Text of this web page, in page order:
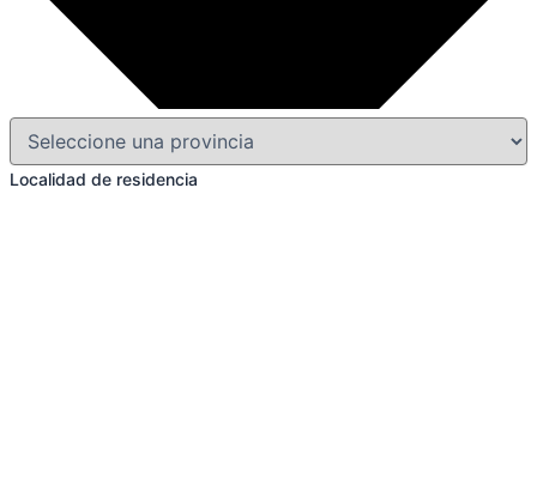
Localidad de residencia